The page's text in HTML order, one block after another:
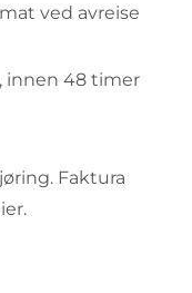
ved avreise
innen 48 timer
Faktura